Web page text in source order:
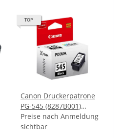
TOP
Canon Druckerpatrone
PG-545 (8287B001)
schwarz
Preise nach Anmeldung
sichtbar